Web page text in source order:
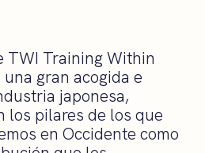
TWI Training Within
gran acogida e
japonesa,
los pilares de los que
en Occidente como